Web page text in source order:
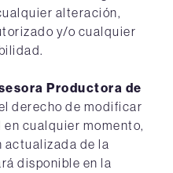
alteración,
y/o cualquier
Productora de
derecho de modificar
cualquier momento,
actualizada de la
disponible en la